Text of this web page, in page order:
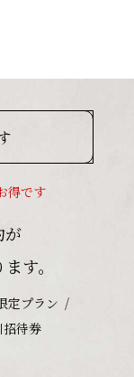
得です
が
す。
定プラン
待券